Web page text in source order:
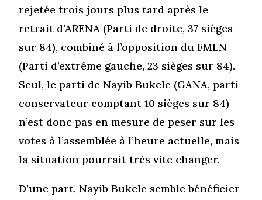
rejetée trois jours plus tard après le
retrait d’ARENA (Parti de droite, 37 sièges
sur 84), combiné à l’opposition du FMLN
(Parti d’extrême gauche, 23 sièges sur 84).
Seul, le parti de Nayib Bukele (GANA, parti
conservateur comptant 10 sièges sur 84)
n’est donc pas en mesure de peser sur les
votes à l’assemblée à l’heure actuelle, mais
la situation pourrait très vite changer.
D’une part, Nayib Bukele semble bénéficier